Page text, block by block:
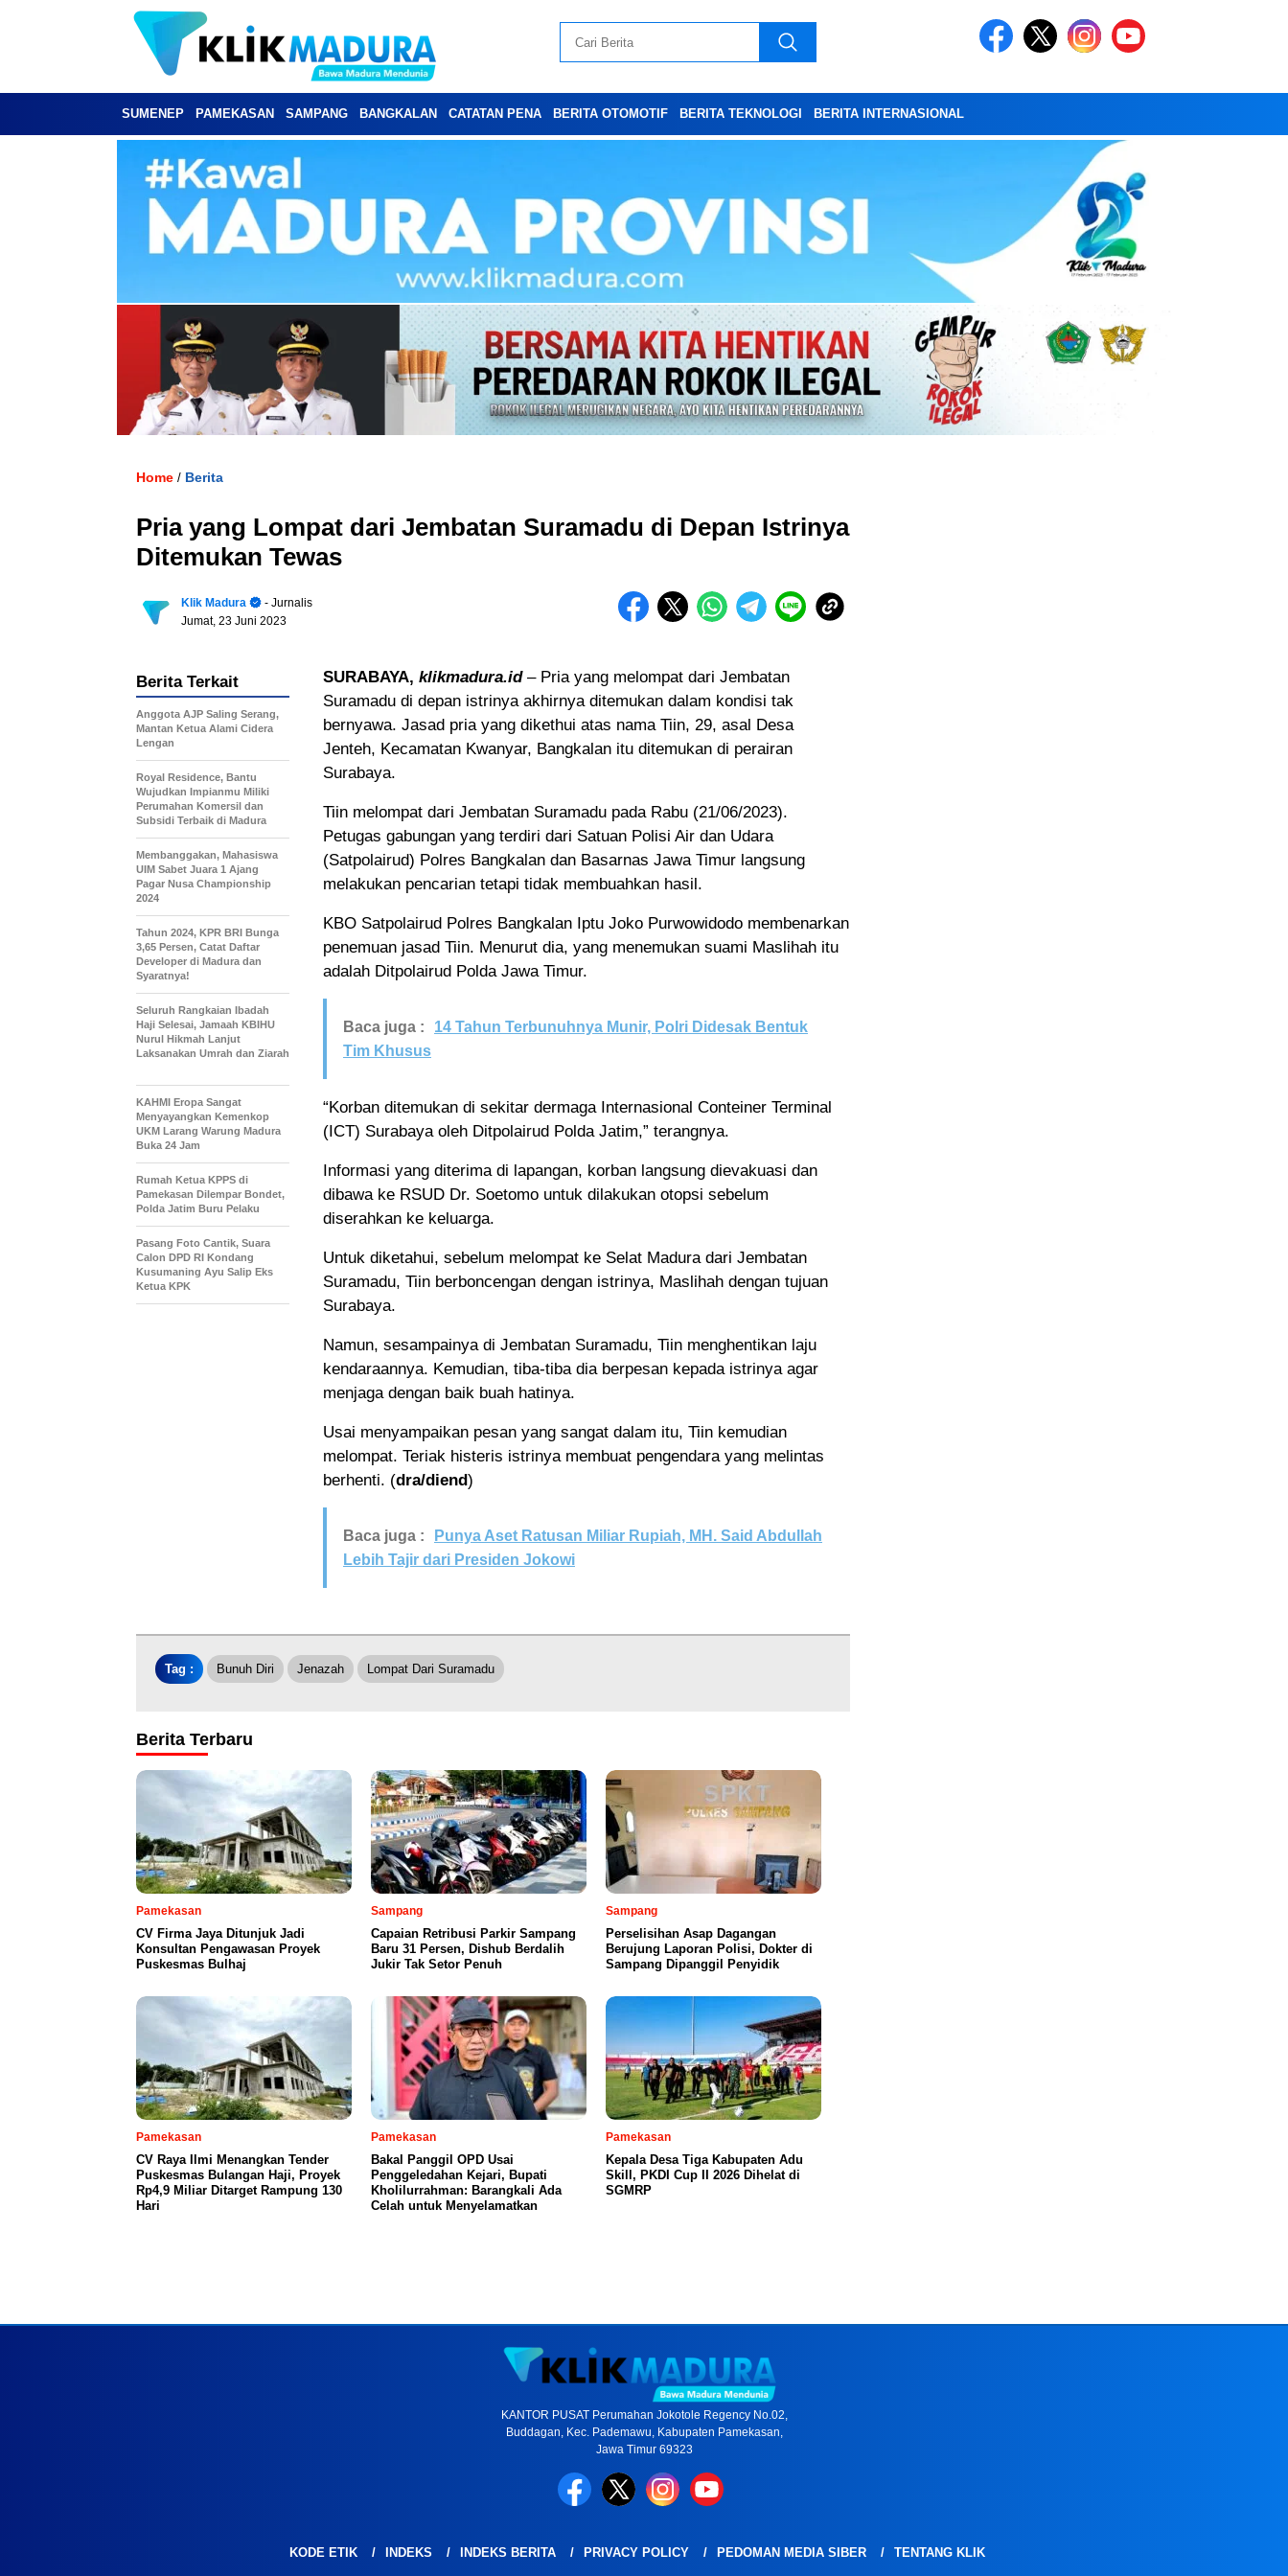
SUMENEP PAMEKASAN SAMPANG BANGKALAN CATATAN PENA BERITA OTOMOTIF BERITA TEKNOLOGI BERITA INTERNASIONAL
Home / Berita
Pria yang Lompat dari Jembatan Suramadu di Depan Istrinya
Ditemukan Tewas
Klik Madura
- Jurnalis
Jumat, 23 Juni 2023
SURABAYA, klikmadura.id– Pria yang melompat dari Jembatan
Suramadu di depan istrinya akhirnya ditemukan dalam kondisi tak
bernyawa. Jasad pria yang dikethui atas nama Tiin, 29, asal Desa
Jenteh, Kecamatan Kwanyar, Bangkalan itu ditemukan di perairan
Surabaya.
Tiin melompat dari Jembatan Suramadu pada Rabu (21/06/2023).
Petugas gabungan yang terdiri dari Satuan Polisi Air dan Udara
(Satpolairud) Polres Bangkalan dan Basarnas Jawa Timur langsung
melakukan pencarian tetapi tidak membuahkan hasil.
KBO Satpolairud Polres Bangkalan Iptu Joko Purwowidodo membenarkan
penemuan jasad Tiin. Menurut dia, yang menemukan suami Maslihah itu
adalah Ditpolairud Polda Jawa Timur.
Baca juga :
14 Tahun Terbunuhnya Munir, Polri Didesak Bentuk
Tim Khusus
“Korban ditemukan di sekitar dermaga Internasional Conteiner Terminal
(ICT) Surabaya oleh Ditpolairud Polda Jatim,” terangnya.
Informasi yang diterima di lapangan, korban langsung dievakuasi dan
dibawa ke RSUD Dr. Soetomo untuk dilakukan otopsi sebelum
diserahkan ke keluarga.
Untuk diketahui, sebelum melompat ke Selat Madura dari Jembatan
Suramadu, Tiin berboncengan dengan istrinya, Maslihah dengan tujuan
Surabaya.
Namun, sesampainya di Jembatan Suramadu, Tiin menghentikan laju
kendaraannya. Kemudian, tiba-tiba dia berpesan kepada istrinya agar
menjaga dengan baik buah hatinya.
Usai menyampaikan pesan yang sangat dalam itu, Tiin kemudian
melompat. Teriak histeris istrinya membuat pengendara yang melintas
berhenti. (dra/diend)
Baca juga :
Punya Aset Ratusan Miliar Rupiah, MH. Said Abdullah
Lebih Tajir dari Presiden Jokowi
Berita Terkait
Anggota AJP Saling Serang,
Mantan Ketua Alami Cidera
Lengan
Royal Residence, Bantu
Wujudkan Impianmu Miliki
Perumahan Komersil dan
Subsidi Terbaik di Madura
Membanggakan, Mahasiswa
UIM Sabet Juara 1 Ajang
Pagar Nusa Championship
2024
Tahun 2024, KPR BRI Bunga
3,65 Persen, Catat Daftar
Developer di Madura dan
Syaratnya!
Seluruh Rangkaian Ibadah
Haji Selesai, Jamaah KBIHU
Nurul Hikmah Lanjut
Laksanakan Umrah dan Ziarah
KAHMI Eropa Sangat
Menyayangkan Kemenkop
UKM Larang Warung Madura
Buka 24 Jam
Rumah Ketua KPPS di
Pamekasan Dilempar Bondet,
Polda Jatim Buru Pelaku
Pasang Foto Cantik, Suara
Calon DPD RI Kondang
Kusumaning Ayu Salip Eks
Ketua KPK
Tag : Bunuh Diri Jenazah Lompat Dari Suramadu
Berita Terbaru
Pamekasan
CV Firma Jaya Ditunjuk Jadi
Konsultan Pengawasan Proyek
Puskesmas Bulhaj
Sampang
Capaian Retribusi Parkir Sampang
Baru 31 Persen, Dishub Berdalih
Jukir Tak Setor Penuh
Sampang
Perselisihan Asap Dagangan
Berujung Laporan Polisi, Dokter di
Sampang Dipanggil Penyidik
Pamekasan
CV Raya Ilmi Menangkan Tender
Puskesmas Bulangan Haji, Proyek
Rp4,9 Miliar Ditarget Rampung 130
Hari
Pamekasan
Bakal Panggil OPD Usai
Penggeledahan Kejari, Bupati
Kholilurrahman: Barangkali Ada
Celah untuk Menyelamatkan
Pamekasan
Kepala Desa Tiga Kabupaten Adu
Skill, PKDI Cup II 2026 Dihelat di
SGMRP
KANTOR PUSAT Perumahan Jokotole Regency No.02,
Buddagan, Kec. Pademawu, Kabupaten Pamekasan,
Jawa Timur 69323
KODE ETIK INDEKS INDEKS BERITA PRIVACY POLICY PEDOMAN MEDIA SIBER TENTANG KLIK